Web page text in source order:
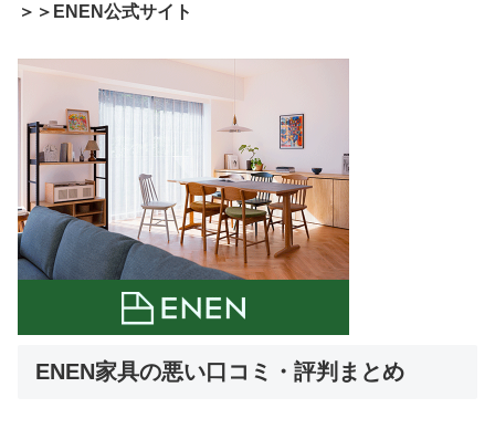
＞＞ENEN公式サイト
ENEN家具の悪い口コミ・評判まとめ